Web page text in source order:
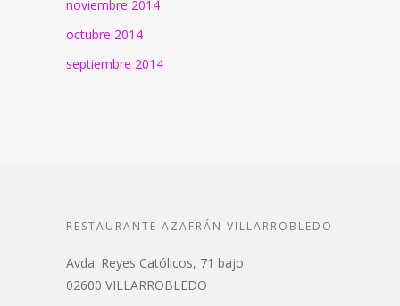
noviembre 2014
octubre 2014
septiembre 2014
RESTAURANTE AZAFRÁN VILLARROBLEDO
Avda. Reyes Católicos, 71 bajo
02600 VILLARROBLEDO